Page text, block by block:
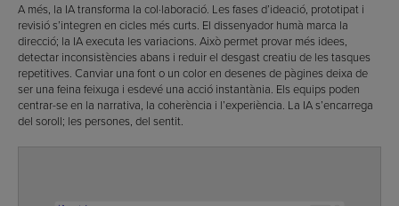
A més, la IA transforma la col·laboració. Les fases d’ideació, prototipat i
revisió s’integren en cicles més curts. El dissenyador humà marca la
direcció; la IA executa les variacions. Això permet provar més idees,
detectar inconsistències abans i reduir el desgast creatiu de les tasques
repetitives. Canviar una font o un color en desenes de pàgines deixa de
ser una feina feixuga i esdevé una acció instantània. Els equips poden
centrar-se en la narrativa, la coherència i l’experiència. La IA s’encarrega
del soroll; les persones, del sentit.